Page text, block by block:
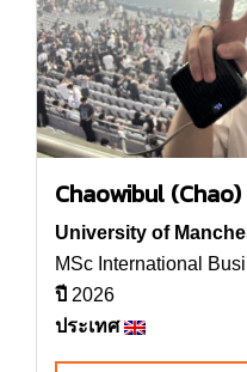
Chaowibul (Chao)
University of
MSc International
ปี 2026
ประเทศ